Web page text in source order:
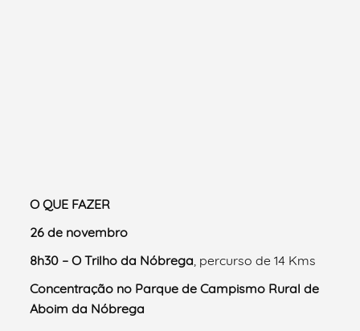
O QUE FAZER
26 de novembro
8h30 –O Trilho da Nóbrega , percurso de 14 Kms
Concentração no Parque de Campismo Rural de
Aboim da Nóbrega